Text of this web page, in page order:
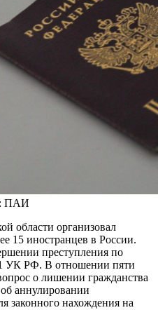
ПАИ
области организовал
15 иностранцев в России.
преступления по
УК РФ. В отношении пяти
о лишении гражданства
аннулировании
законного нахождения на